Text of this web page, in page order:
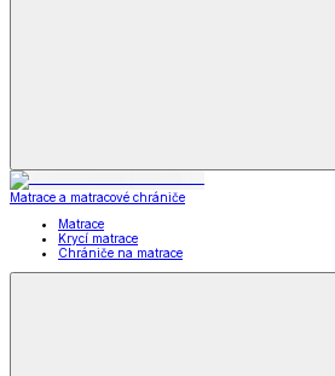
Matrace a matracové chrániče
Matrace
Krycí matrace
Chrániče na matrace